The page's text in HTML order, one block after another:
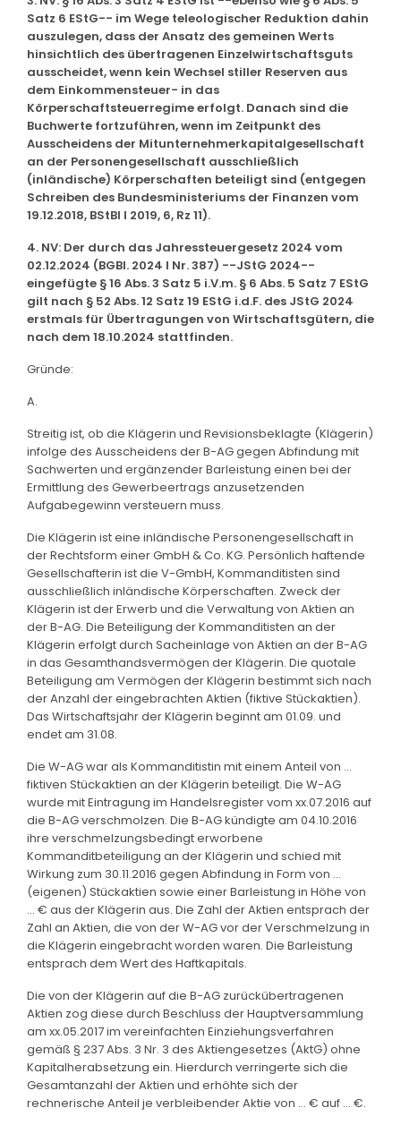
Satz 6 EStG-- im Wege teleologischer Reduktion dahin
auszulegen, dass der Ansatz des gemeinen Werts
hinsichtlich des übertragenen Einzelwirtschaftsguts
ausscheidet, wenn kein Wechsel stiller Reserven aus
dem Einkommensteuer- in das
Körperschaftsteuerregime erfolgt. Danach sind die
Buchwerte fortzuführen, wenn im Zeitpunkt des
Ausscheidens der Mitunternehmerkapitalgesellschaft
an der Personengesellschaft ausschließlich
(inländische) Körperschaften beteiligt sind (entgegen
Schreiben des Bundesministeriums der Finanzen vom
19.12.2018, BStBl I 2019, 6, Rz 11).
4. NV: Der durch das Jahressteuergesetz 2024 vom
02.12.2024 (BGBl. 2024 I Nr. 387) --JStG 2024--
eingefügte § 16 Abs. 3 Satz 5 i.V.m. § 6 Abs. 5 Satz 7 EStG
gilt nach § 52 Abs. 12 Satz 19 EStG i.d.F. des JStG 2024
erstmals für Übertragungen von Wirtschaftsgütern, die
nach dem 18.10.2024 stattfinden.
Gründe:
A.
Streitig ist, ob die Klägerin und Revisionsbeklagte (Klägerin)
infolge des Ausscheidens der B-AG gegen Abfindung mit
Sachwerten und ergänzender Barleistung einen bei der
Ermittlung des Gewerbeertrags anzusetzenden
Aufgabegewinn versteuern muss.
Die Klägerin ist eine inländische Personengesellschaft in
der Rechtsform einer GmbH & Co. KG. Persönlich haftende
Gesellschafterin ist die V-GmbH, Kommanditisten sind
ausschließlich inländische Körperschaften. Zweck der
Klägerin ist der Erwerb und die Verwaltung von Aktien an
der B-AG. Die Beteiligung der Kommanditisten an der
Klägerin erfolgt durch Sacheinlage von Aktien an der B-AG
in das Gesamthandsvermögen der Klägerin. Die quotale
Beteiligung am Vermögen der Klägerin bestimmt sich nach
der Anzahl der eingebrachten Aktien (fiktive Stückaktien).
Das Wirtschaftsjahr der Klägerin beginnt am 01.09. und
endet am 31.08.
Die W-AG war als Kommanditistin mit einem Anteil von ...
fiktiven Stückaktien an der Klägerin beteiligt. Die W-AG
wurde mit Eintragung im Handelsregister vom xx.07.2016 auf
die B-AG verschmolzen. Die B-AG kündigte am 04.10.2016
ihre verschmelzungsbedingt erworbene
Kommanditbeteiligung an der Klägerin und schied mit
Wirkung zum 30.11.2016 gegen Abfindung in Form von ...
(eigenen) Stückaktien sowie einer Barleistung in Höhe von
... € aus der Klägerin aus. Die Zahl der Aktien entsprach der
Zahl an Aktien, die von der W-AG vor der Verschmelzung in
die Klägerin eingebracht worden waren. Die Barleistung
entsprach dem Wert des Haftkapitals.
Die von der Klägerin auf die B-AG zurückübertragenen
Aktien zog diese durch Beschluss der Hauptversammlung
am xx.05.2017 im vereinfachten Einziehungsverfahren
gemäß § 237 Abs. 3 Nr. 3 des Aktiengesetzes (AktG) ohne
Kapitalherabsetzung ein. Hierdurch verringerte sich die
Gesamtanzahl der Aktien und erhöhte sich der
rechnerische Anteil je verbleibender Aktie von ... € auf ... €.